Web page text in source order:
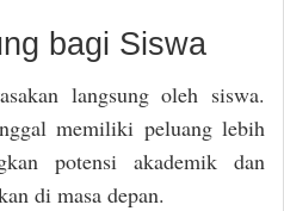
bagi Siswa
langsung oleh siswa.
memiliki peluang lebih
potensi akademik dan
di masa depan.